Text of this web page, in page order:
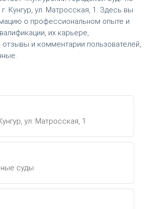
г. Кунгур, ул. Матросская, 1. Здесь вы
о профессиональном опыте и
их карьере,
отзывы и комментарии пользователей,
ул. Матросская, 1
суды